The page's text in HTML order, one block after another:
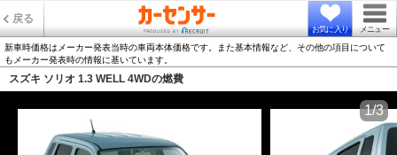
戻る
お気に入り メニュー
新車時価格はメーカー発表当時の車両本体価格です。また基本情報など、その他の項目について
もメーカー発表時の情報に基いています。
スズキ ソリオ 1.3 WELL 4WDの燃費
1/3